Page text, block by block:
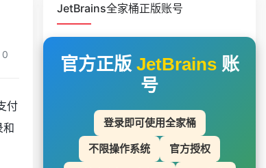
0
付
和
JetBrains全家桶正版账号
官方正版 JetBrains账
号
登录即可使用全家桶
不限操作系统 官方授权